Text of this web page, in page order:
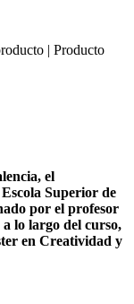
| Producto
el
Superior de
por el profesor
lo largo del curso,
en Creatividad y